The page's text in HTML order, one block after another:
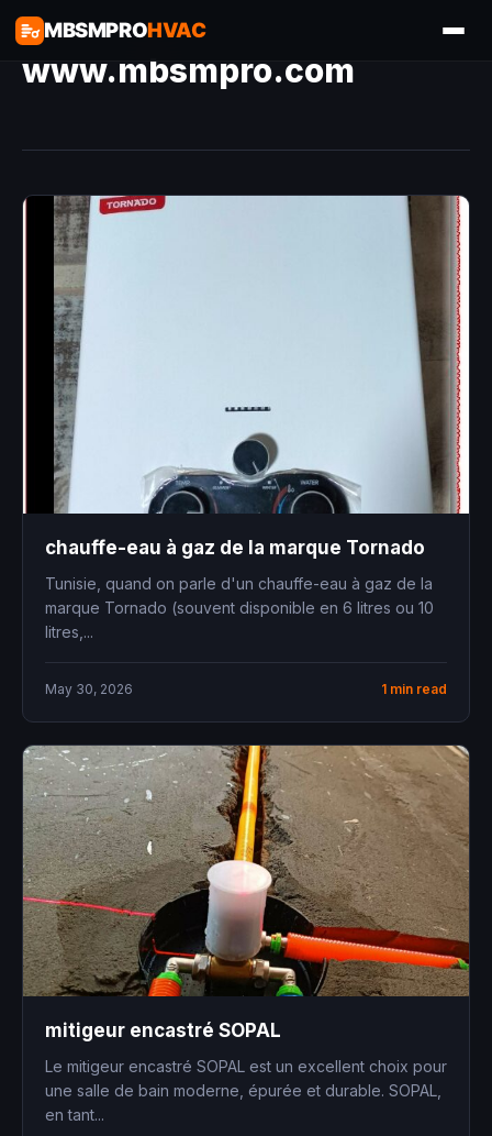
MBSMPROHVAC
www.mbsmpro.com
chauffe-eau à gaz de la marque Tornado
Tunisie, quand on parle d'un chauffe-eau à gaz de la
marque Tornado (souvent disponible en 6 litres ou 10
litres,...
May 30, 2026 1 min read
mitigeur encastré SOPAL
Le mitigeur encastré SOPAL est un excellent choix pour
une salle de bain moderne, épurée et durable. SOPAL,
en tant...